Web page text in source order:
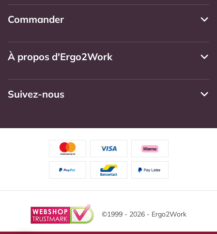
Commander
À propos d'Ergo2Work
Suivez-nous
©1999 - 2026 - Ergo2Work